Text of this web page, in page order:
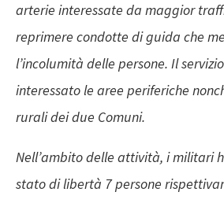
arterie interessate da maggior
reprimere condotte di guida che
l’incolumità delle persone. Il
interessato le aree periferiche
rurali dei due Comuni.
Nell’ambito delle attività, i militari
stato di libertà 7 persone